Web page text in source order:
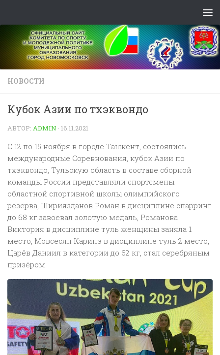
НОВОСТИ
Кубок Азии по тхэквондо
АВТОР: ADMIN · 16.11.2021
С 12 по 15 ноября в городе Ташкент, состоялись
международные Соревнования, кубок Азии по
тхэквондо, Тульскую область в составе сборной
команды России представляли спортсмены
областной спортивной школы олимпийского
резерва, Шириязданов Роман в дисциплине спарринг
до 68 кг.завоевал золотую медаль, Романова
Виктория в дисциплине туль женщины заняла 1
место, Мовсесян Каринэ в дисциплине туль 2 место,
Царёв Даниил в категории до 62 кг, стал серебряным
призёром.